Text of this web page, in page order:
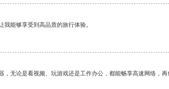
能够享受到高品质的旅行体验。
无论是看视频、玩游戏还是工作办公，都能畅享高速网络，再